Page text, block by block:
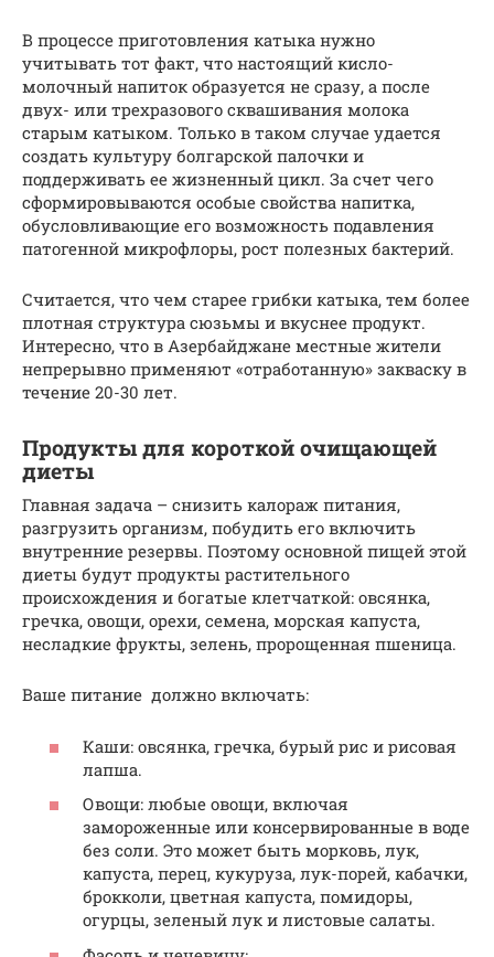
В процессе приготовления катыка нужно
учитывать тот факт, что настоящий кисло-
молочный напиток образуется не сразу, а после
двух- или трехразового сквашивания молока
старым катыком. Только в таком случае удается
создать культуру болгарской палочки и
поддерживать ее жизненный цикл. За счет чего
сформировываются особые свойства напитка,
обусловливающие его возможность подавления
патогенной микрофлоры, рост полезных бактерий.
Считается, что чем старее грибки катыка, тем более
плотная структура сюзьмы и вкуснее продукт.
Интересно, что в Азербайджане местные жители
непрерывно применяют «отработанную» закваску в
течение 20-30 лет.
Продукты для короткой очищающей
диеты
Главная задача – снизить калораж питания,
разгрузить организм, побудить его включить
внутренние резервы. Поэтому основной пищей этой
диеты будут продукты растительного
происхождения и богатые клетчаткой: овсянка,
гречка, овощи, орехи, семена, морская капуста,
несладкие фрукты, зелень, пророщенная пшеница.
Ваше питание должно включать:
Каши: овсянка, гречка, бурый рис и рисовая
лапша.
Овощи: любые овощи, включая
замороженные или консервированные в воде
без соли. Это может быть морковь, лук,
капуста, перец, кукуруза, лук-порей, кабачки,
брокколи, цветная капуста, помидоры,
огурцы, зеленый лук и листовые салаты.